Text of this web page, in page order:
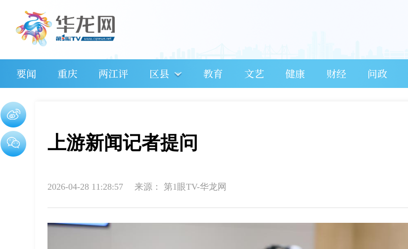
要闻 重庆 两江评 区县 教育 文艺 健康 财经 问政
上游新闻记者提问
2026-04-28 11:28:57 来源： 第1眼TV-华龙网